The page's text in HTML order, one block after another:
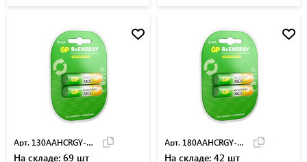
Арт. 130AAHCRGY-2CRC
На складе: 69 шт
Арт. 180AAHCRGY-2CRC
На складе: 42 шт